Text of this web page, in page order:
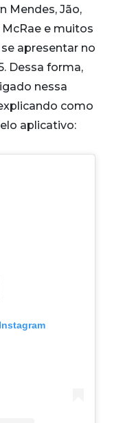
Mendes, Jão,
e muitos
apresentar no
Dessa forma,
nessa
como
aplicativo: